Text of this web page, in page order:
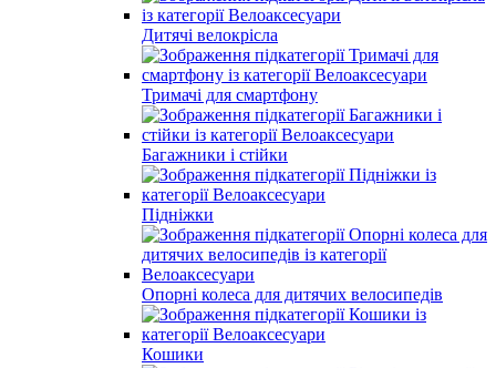
Дитячі велокрісла
Тримачі для смартфону
Багажники і стійки
Підніжки
Опорні колеса для дитячих велосипедів
Кошики